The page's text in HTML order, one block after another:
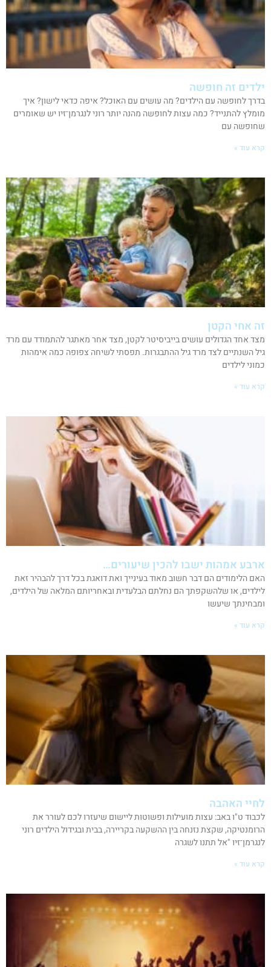
ילדים זה חופשה
בדרך לחופשה עם הילדים? מה עושים עם האוכל? איפה כדאי לישון? איך
מומלץ להתנייד? כמה עצות לחופשה מהנה יותר רוני לנגרמן־זיו יש שאומרים
שחופשה עם
קרא עוד »
זה אחי הקטן
מצד אחד הגדולים עושים בייביסיטר לקטן, מצד אחר מאתגר להתמודד עם מרד
גיל השנתיים לצד מרד גיל ההתבגרות. תפסתי לשיחה צפופה כמה אימהות
כמוני לילדים
קרא עוד »
ארבע אמהות ישבו להכין שיעורים…
האם הלימודים הם דבר חשוב מאוד בעינייך ואת דואגת בכל דרך להבהיר זאת
לילדים, או שלהשקפתך הם נחלתם הבלעדית ובאחריותם המלאה של הילדים,
ומבחינתך שיעשו
קרא עוד »
לחיי האהבה
לכבוד ט"ו באב: עצות מועילות ופשוטות ליישום שיעזרו לכם לעורר את
הרומנטיקה, שקצת נזנחה בין ההשקעה בקריירה, בבית ובגידול הילדים רוני
לנגרמן־זיו "אל תתנו לשגרה
קרא עוד »